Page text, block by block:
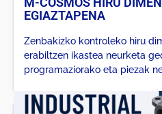
EGIAZTAPENA
Zenbakizko kontroleko hiru
erabiltzen ikastea neurketa
programaziorako eta piezak